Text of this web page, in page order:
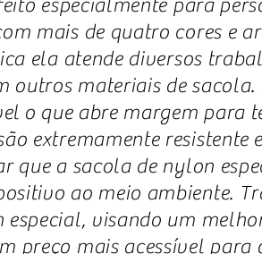
especialmente para
mais de quatro cores e
ela atende diversos
outros materiais de
o que abre margem para
extremamente resistente
que a sacola de nylon
ao meio ambiente.
especial, visando um
preço mais acessível